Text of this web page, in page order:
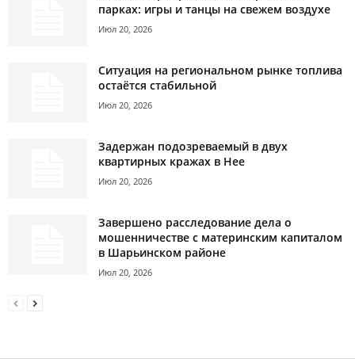
парках: игры и танцы на свежем воздухе
Июл 20, 2026
Ситуация на региональном рынке топлива
остаётся стабильной
Июл 20, 2026
Задержан подозреваемый в двух
квартирных кражах в Нее
Июл 20, 2026
Завершено расследование дела о
мошенничестве с материнским капиталом
в Шарьинском районе
Июл 20, 2026